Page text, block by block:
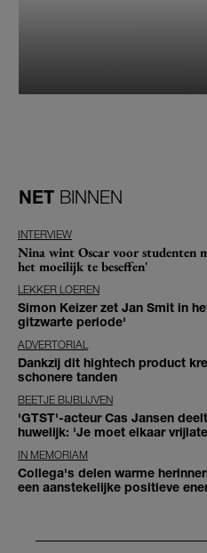
NET BINNEN
INTERVIEW
Nina wint Oscar voor studenten
het moeilijk te beseffen'
LEKKER LOEREN
Simon Keizer zet Jan Smit in
gitzwarte periode'
ADVERTORIAL
Dankzij dit hightech product
schonere tanden
BEETJE BIJBLIJVEN
'GTST'-acteur Cas Jansen
huwelijk: 'Je moet elkaar
IN MEMORIAM
Collega's delen warme
een aanstekelijke positieve